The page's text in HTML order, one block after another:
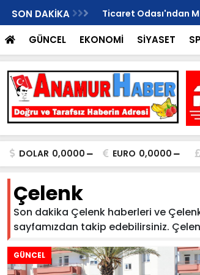
SON DAKİKA
Zamanı!" Ticaret Odası'ndan
GÜNCEL EKONOMİ SİYASET
DOLAR 0,0000 EURO 0,0000
Çelenk
Son dakika Çelenk haberleri ve
sayfamızdan takip edebilirsiniz.
GÜNCEL